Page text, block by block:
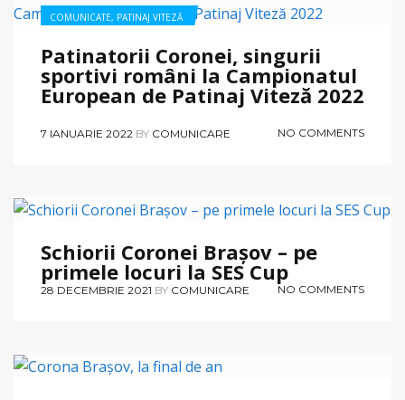
COMUNICATE, PATINAJ VITEZĂ
Patinatorii Coronei, singurii
sportivi români la Campionatul
European de Patinaj Viteză 2022
7 IANUARIE 2022 BY COMUNICARE NO COMMENTS
Schiorii Coronei Brașov – pe
primele locuri la SES Cup
28 DECEMBRIE 2021 BY COMUNICARE NO COMMENTS